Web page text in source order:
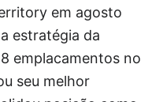
em agosto
estratégia da
emplacamentos no
seu melhor